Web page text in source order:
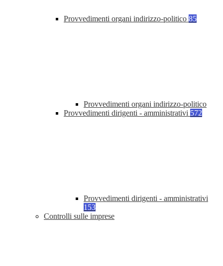
Provvedimenti organi indirizzo-politico 85
Provvedimenti organi indirizzo-politico
Provvedimenti dirigenti - amministrativi 572
Provvedimenti dirigenti - amministrativi
153
Controlli sulle imprese